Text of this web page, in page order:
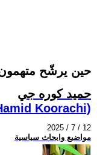
حين يرشّح متهمون
حميد كوره جي
Koorachi)
2025 / 7 / 12
مواضيع وابحاث سياسية